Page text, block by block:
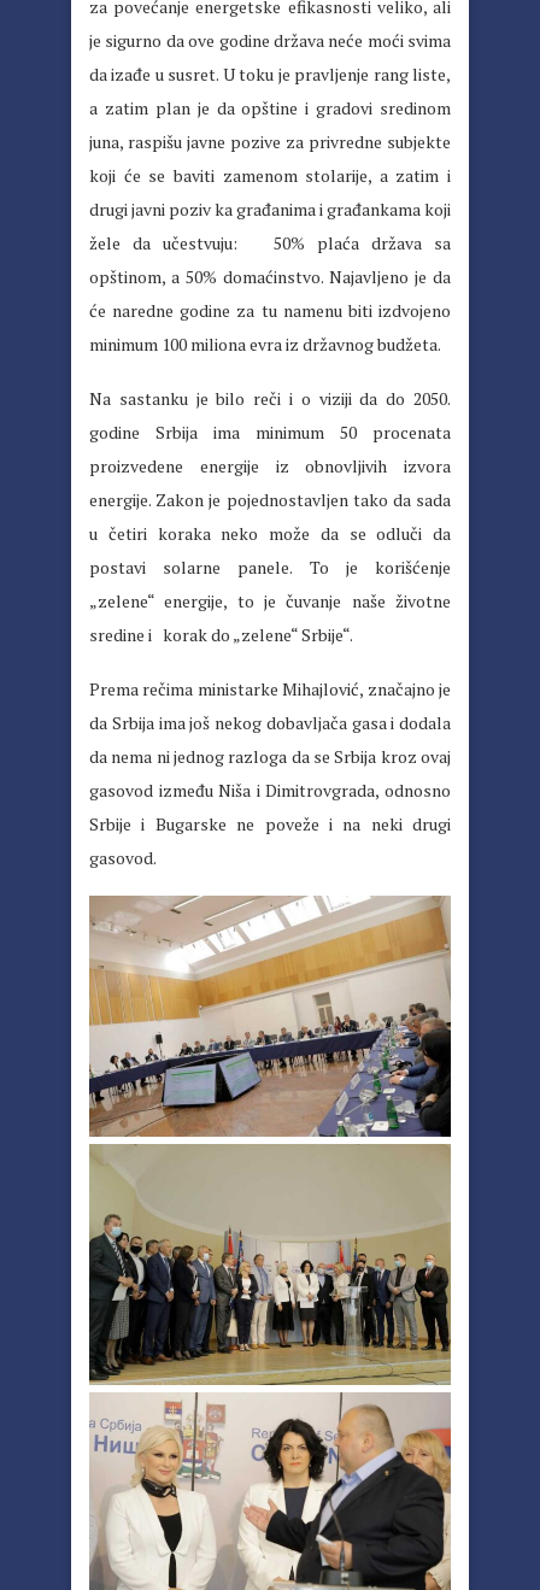
za povećanje energetske efikasnosti veliko, ali
je sigurno da ove godine država neće moći svima
da izađe u susret. U toku je pravljenje rang liste,
a zatim plan je da opštine i gradovi sredinom
juna, raspišu javne pozive za privredne subjekte
koji će se baviti zamenom stolarije, a zatim i
drugi javni poziv ka građanima i građankama koji
žele da učestvuju: 50% plaća država sa
opštinom, a 50% domaćinstvo. Najavljeno je da
će naredne godine za tu namenu biti izdvojeno
minimum 100 miliona evra iz državnog budžeta.
Na sastanku je bilo reči i o viziji da do 2050.
godine Srbija ima minimum 50 procenata
proizvedene energije iz obnovljivih izvora
energije. Zakon je pojednostavljen tako da sada
u četiri koraka neko može da se odluči da
postavi solarne panele. To je korišćenje
„zelene“ energije, to je čuvanje naše životne
sredine i korak do „zelene“ Srbije“.
Prema rečima ministarke Mihajlović, značajno je
da Srbija ima još nekog dobavljača gasa i dodala
da nema ni jednog razloga da se Srbija kroz ovaj
gasovod između Niša i Dimitrovgrada, odnosno
Srbije i Bugarske ne poveže i na neki drugi
gasovod.